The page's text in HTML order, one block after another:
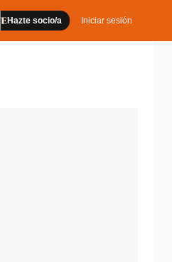
Hazte socio/a Iniciar sesión